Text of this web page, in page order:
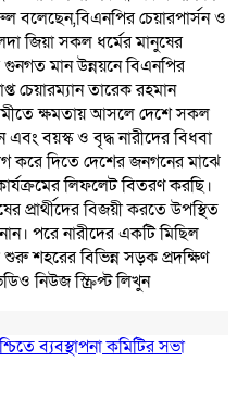
চেয়ারপার্সন ও
জিয়া সকল ধর্মের মানুষের
গুনগত মান উন্নয়নে বিএনপির
চেয়ারম্যান তারেক রহমান
ক্ষমতায় আসলে দেশে সকল
এবং বয়স্ক ও বৃদ্ধ নারীদের বিধবা
করে দিতে দেশের জনগনের মাঝে
লিফলেট বিতরণ করছি।
প্রার্থীদের বিজয়ী করতে উপস্থিত
পরে নারীদের একটি মিছিল
শহরের বিভিন্ন সড়ক প্রদক্ষিণ
নিউজ স্ক্রিপ্ট লিখুন
ব্যবস্থাপনা কমিটির সভা